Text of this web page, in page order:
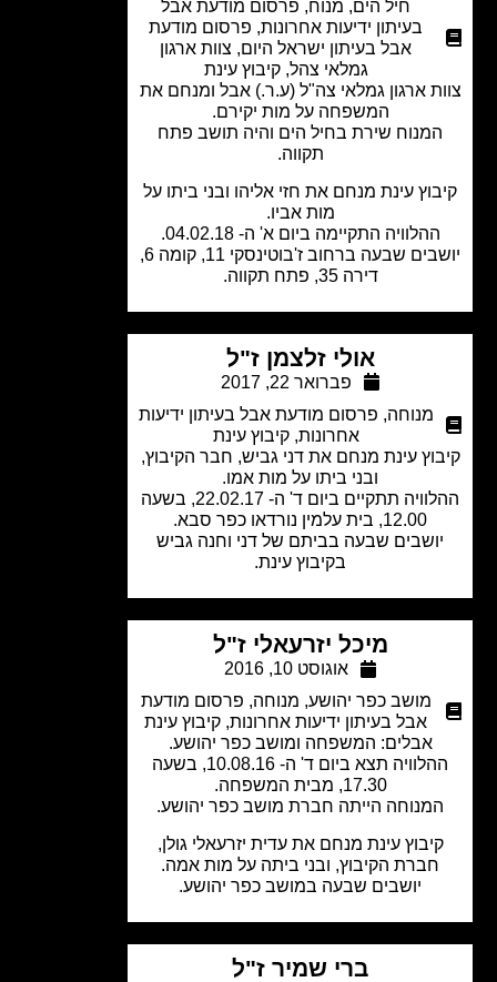
,מנוח,פרסום מודעת אבל
בעיתון ידיעות אחרונות,פרסום מודעת
אבל בעיתון ישראל היום,צוות ארגון
גמלאי צהל,קיבוץ עינת
ארגון גמלאי צה"ל (ע.ר.) אבל ומנחם את
המשפחה על מות יקירם.
שירת בחיל הים והיה תושב פתח
עינת מנחם את חזי אליהו ובני ביתו על
מות אביו.
ההלוויה התקיימה ביום א' ה- 04.02.18.
יושבים שבעה ברחוב ז'בוטינסקי 11, קומה 6,
אולי זלצמן ז"ל
פברואר 22, 2017
מנוחה
פרסום מודעת אבל בעיתון ידיעות
אחרונות,קיבוץ עינת
עינת מנחם את דני גביש, חבר הקיבוץ,
ובני ביתו על מות אמו.
ההלוויה תתקיים ביום ד' ה- 22.02.17, בשעה
שבעה בביתם של דני וחנה גביש
בקיבוץ עינת.
מיכל יזרעאלי ז"ל
אוגוסט 10, 2016
מושב כפר יהושע,מנוחה, פרסום מודעת
אבל בעיתון ידיעות אחרונות,קיבוץ עינת
אבלים: המשפחה ומושב כפר יהושע.
ההלוויה תצא ביום ד' ה- 10.08.16, בשעה
הייתה חברת מושב כפר יהושע.
עינת מנחם את עדית יזרעאלי גולן,
חברת הקיבוץ, ובני ביתה על מות אמה.
יושבים שבעה במושב כפר יהושע.
ברי שמיר ז"ל